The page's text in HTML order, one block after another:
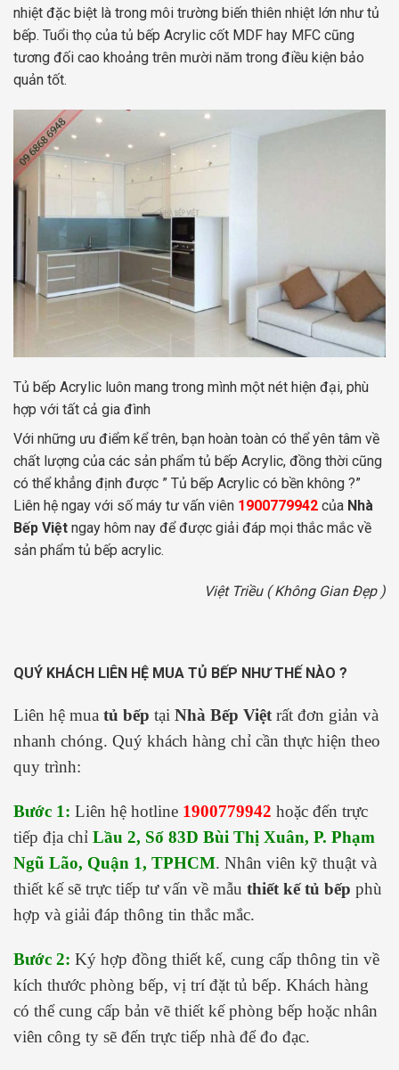
nhiệt đặc biệt là trong môi trường biến thiên nhiệt lớn như tủ
bếp. Tuổi thọ của tủ bếp Acrylic cốt MDF hay MFC cũng
tương đối cao khoảng trên mười năm trong điều kiện bảo
quản tốt.
Tủ bếp Acrylic luôn mang trong mình một nét hiện đại, phù
hợp với tất cả gia đình
Với những ưu điểm kể trên, bạn hoàn toàn có thể yên tâm về
chất lượng của các sản phẩm tủ bếp Acrylic, đồng thời cũng
có thể khẳng định được ” Tủ bếp Acrylic có bền không ?”
Liên hệ ngay với số máy tư vấn viên 1900779942 của Nhà
Bếp Việt ngay hôm nay để được giải đáp mọi thắc mắc về
sản phẩm tủ bếp acrylic.
Việt Triều ( Không Gian Đẹp )
QUÝ KHÁCH LIÊN HỆ MUA TỦ BẾP NHƯ THẾ NÀO ?
Liên hệ mua tủ bếp tại Nhà Bếp Việtrất đơn giản và
nhanh chóng. Quý khách hàng chỉ cần thực hiện theo
quy trình:
Bước 1: Liên hệ hotline 1900779942 hoặc đến trực
tiếp địa chỉ Lầu 2, Số 83D Bùi Thị Xuân, P. Phạm
Ngũ Lão, Quận 1, TPHCM. Nhân viên kỹ thuật và
thiết kế sẽ trực tiếp tư vấn về mẫu thiết kế tủ bếp phù
hợp và giải đáp thông tin thắc mắc.
Bước 2: Ký hợp đồng thiết kế, cung cấp thông tin về
kích thước phòng bếp, vị trí đặt tủ bếp. Khách hàng
có thể cung cấp bản vẽ thiết kế phòng bếp hoặc nhân
viên công ty sẽ đến trực tiếp nhà để đo đạc.